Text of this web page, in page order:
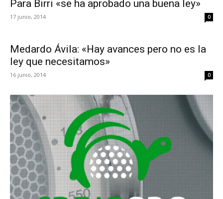
Para Birri «se ha aprobado una buena ley»
17 junio, 2014 0
Medardo Ávila: «Hay avances pero no es la
ley que necesitamos»
16 junio, 2014 0